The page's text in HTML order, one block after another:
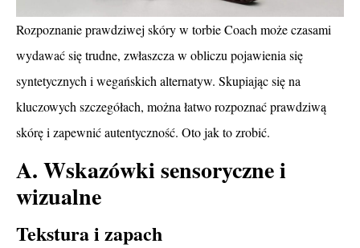
Rozpoznanie prawdziwej skóry w torbie Coach może czasami
wydawać się trudne, zwłaszcza w obliczu pojawienia się
syntetycznych i wegańskich alternatyw. Skupiając się na
kluczowych szczegółach, można łatwo rozpoznać prawdziwą
skórę i zapewnić autentyczność. Oto jak to zrobić.
A. Wskazówki sensoryczne i
wizualne
Tekstura i zapach